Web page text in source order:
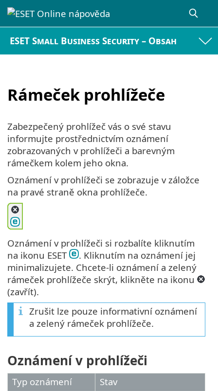
ESET Small Business Security – Obsah
Rámeček prohlížeče
Zabezpečený prohlížeč vás o své stavu
informujte prostřednictvím oznámení
zobrazovaných v prohlížeči a barevným
rámečkem kolem jeho okna.
Oznámení v prohlížeči se zobrazuje v záložce
na pravé straně okna prohlížeče.
Oznámení v prohlížeči si rozbalíte kliknutím
na ikonu ESET
. Kliknutím na oznámení jej
minimalizujete. Chcete-li oznámení a zelený
rámeček prohlížeče skrýt, klikněte na ikonu
(zavřít).
Zrušit lze pouze informativní oznámení
a zelený rámeček prohlížeče.
Oznámení v prohlížeči
Typ oznámení
Stav